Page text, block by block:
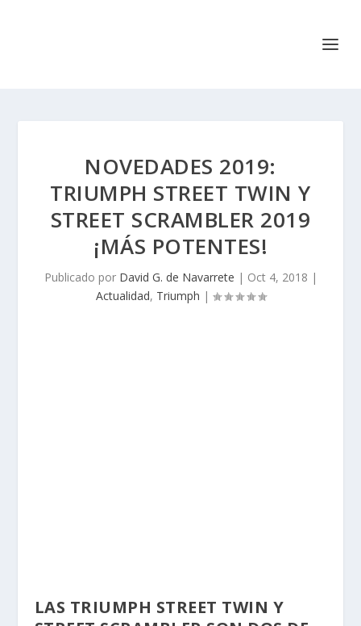
NOVEDADES 2019:
TRIUMPH STREET TWIN Y
STREET SCRAMBLER 2019
¡MÁS POTENTES!
Publicado por David G. de Navarrete | Oct 4, 2018 |
Actualidad, Triumph |
LAS TRIUMPH STREET TWIN Y